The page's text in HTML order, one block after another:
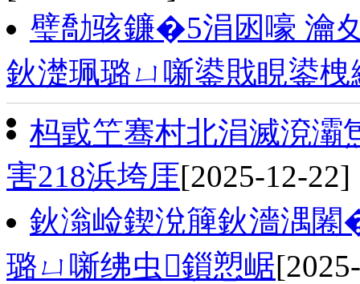
璧勪骇鐮�5涓囦嚎 瀹
鈥濋珮璐ㄩ噺鍙戝睍鍙
杩戜笁骞村北涓滅渷灞
害218浜垮厓[2025-12-22]
鈥滃崄鍥涗簲鈥濇湡
璐ㄩ噺绋虫鎻愬崌